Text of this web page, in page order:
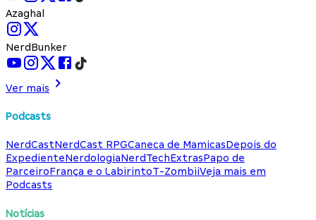
Azaghal
NerdBunker
Ver mais
Podcasts
NerdCastNerdCast RPGCaneca de MamicasDepois do
ExpedienteNerdologiaNerdTechExtrasPapo de
ParceiroFrança e o LabirintoT-ZombiiVeja mais em
Podcasts
Notícias